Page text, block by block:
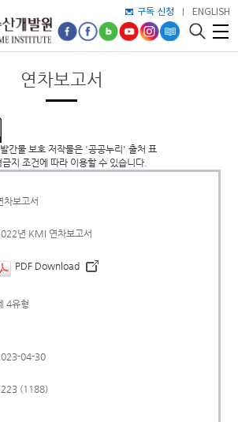
구독 신청 ENGLISH
연차보고서
간물 보호 저작물은 '공공누리' 출처 표
지 조건에 따라 이용할 수 있습니다.
차보고서
년 KMI 연차보고서
PDF Download
4유형
04-30
(1188)